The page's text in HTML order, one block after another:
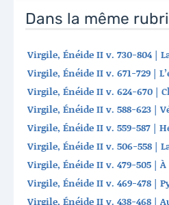
Dans la même
Virgile, Énéide II v. 730-804 |
Virgile, Énéide II v. 671-729 |
Virgile, Énéide II v. 624-670 |
Virgile, Énéide II v. 588-623 |
Virgile, Énéide II v. 559-587 |
Virgile, Énéide II v. 506-558 |
Virgile, Énéide II v. 479-505 |
Virgile, Énéide II v. 469-478 |
Virgile, Énéide II v. 438-468 |